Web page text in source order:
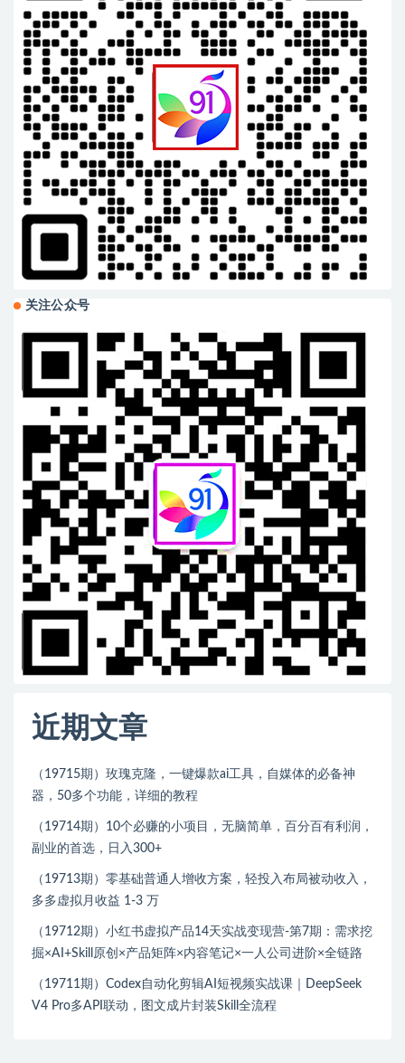
关注公众号
近期文章
（19715期）玫瑰克隆，一键爆款ai工具，自媒体的必备神
器，50多个功能，详细的教程
（19714期）10个必赚的小项目，无脑简单，百分百有利润，
副业的首选，日入300+
（19713期）零基础普通人增收方案，轻投入布局被动收入，
多多虚拟月收益 1-3 万
（19712期）小红书虚拟产品14天实战变现营-第7期：需求挖
掘×AI+Skill原创×产品矩阵×内容笔记×一人公司进阶×全链路
（19711期）Codex自动化剪辑AI短视频实战课｜DeepSeek
V4 Pro多API联动，图文成片封装Skill全流程